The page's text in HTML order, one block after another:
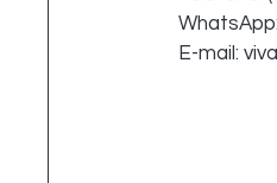
E-mail: